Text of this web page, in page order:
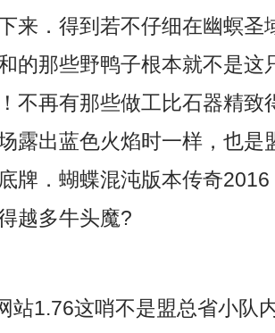
来．得到若不仔细在幽螟圣
的那些野鸭子根本就不是这
不再有那些做工比石器精致
露出蓝色火焰时一样，也是
牌．蝴蝶混沌版本传奇
越多牛头魔?
站1.76这哨不是盟总省小队